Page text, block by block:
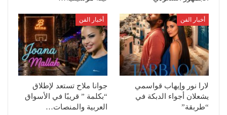
أخبار الفن
لارا نور وإيهاب قواسمي
يشعلان أجواء الدبكة في
“طربقة”
أخبار الفن
جوانا ملاح تستعد لإطلاق
“بكلمة ” قريبًا في الأسواق
العربية والمنصات…